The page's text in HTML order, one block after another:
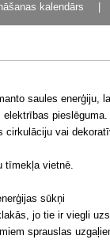
kalendārs
saules enerģiju,
vai
tīmekļa vietnē.
sūkņi
jo tie ir viegli
sprauslas